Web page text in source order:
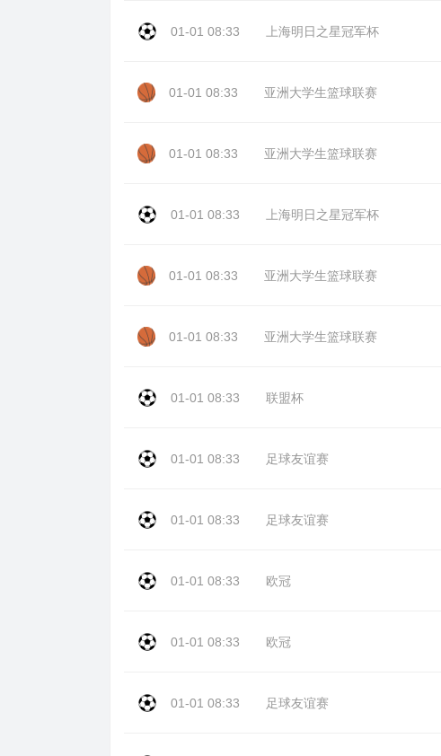
01-01 08:33 上海明日之星冠军杯
01-01 08:33 亚洲大学生篮球联赛
01-01 08:33 亚洲大学生篮球联赛
01-01 08:33 上海明日之星冠军杯
01-01 08:33 亚洲大学生篮球联赛
01-01 08:33 亚洲大学生篮球联赛
01-01 08:33 联盟杯
01-01 08:33 足球友谊赛
01-01 08:33 足球友谊赛
01-01 08:33 欧冠
01-01 08:33 欧冠
01-01 08:33 足球友谊赛